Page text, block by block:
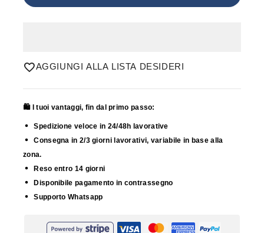
AGGIUNGI ALLA LISTA DESIDERI
🛍️ I tuoi vantaggi, fin dal primo passo:
Spedizione veloce in 24/48h lavorative
Consegna in 2/3 giorni lavorativi, variabile in base alla
zona.
Reso entro 14 giorni
Disponibile pagamento in contrassegno
Supporto Whatsapp